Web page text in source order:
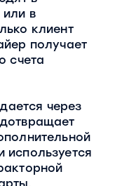
в
клиент
получает
счета
через